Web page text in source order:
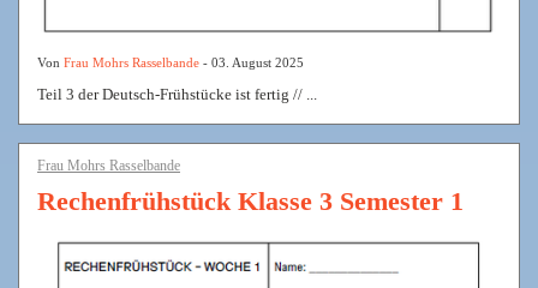
Von Frau Mohrs Rasselbande - 03. August 2025
Teil 3 der Deutsch-Frühstücke ist fertig // ...
Frau Mohrs Rasselbande
Rechenfrühstück Klasse 3 Semester 1